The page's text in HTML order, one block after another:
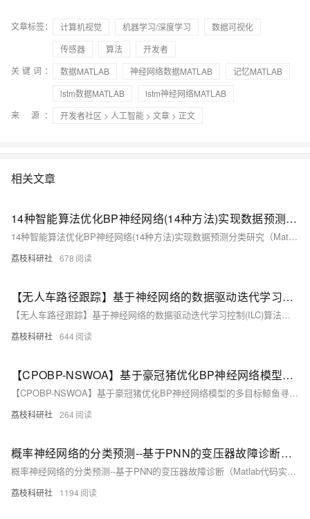
文章标签： 计算机视觉 机器学习/深度学习
数据可视化
传感器
算法
开发者
关键词：
数据MATLAB 神经网络数据MATLAB
记忆MATLAB
lstm数据MATLAB
lstm神经网络MATLAB
来 源：
开发者社区 > 人工智能 > 文章 > 正文
相关文章
14种智能算法优化BP神经网络(14种方法)实现数据预测分类研究（Matlab代码实现）
14种智能算法优化BP神经网络(14种方法)实现数据预测分类研究（Matlab代码实现）
荔枝科研社 678
【无人车路径跟踪】基于神经网络的数据驱动迭代学习控制(ILC)算法，用于具有未知模型和重复任务的非线性单输入单输出(SISO)离散时间系统的无人车的路径跟踪（Matlab代码实现）
【无人车路径跟踪】基于神经网络的数据驱动迭代学习控制(ILC)算法，用于具有未知模型和重复任务的非线性单输入单输出(SISO)离散时间系统的无人车的路径跟踪（Matlab代码实现）
荔枝科研社 644
【CPOBP-NSWOA】基于豪冠猪优化BP神经网络模型的多目标鲸鱼寻优算法研究（Matlab代码实现）
【CPOBP-NSWOA】基于豪冠猪优化BP神经网络模型的多目标鲸鱼寻优算法研究（Matlab代码实现）
荔枝科研社 264
概率神经网络的分类预测--基于PNN的变压器故障诊断（Matlab代码实现）
概率神经网络的分类预测--基于PNN的变压器故障诊断（Matlab代码实现）
荔枝科研社 1194